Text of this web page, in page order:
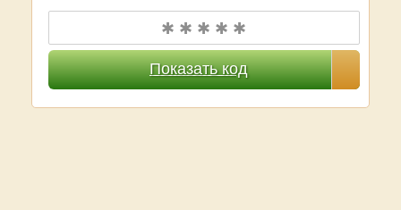
Показать код
✱ ✱ ✱ ✱ ✱